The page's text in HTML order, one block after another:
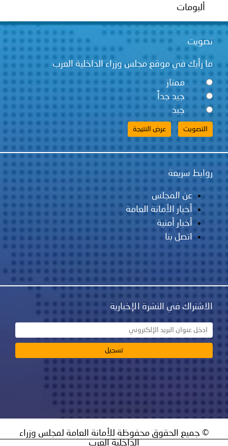
الإلكترونية
صور
وفيديو
مجلة
أصداء
الأمانة
إعلانات
من
نحن
اتصل
بنا
ألبومات
تصويت
ما رأيك في موقع مجلس وزراء الداخلية العرب
ممتاز
جيد جداً
جيد
روابط سريعة
عن المجلس
أخبار الأمانة العامة
أخبار أمنية
اتصل بنا
الاشتراك في النشرة الإخبارية
© جميع الحقوق محفوظة للأمانة العامة لمجلس وزراء
الداخلية العرب